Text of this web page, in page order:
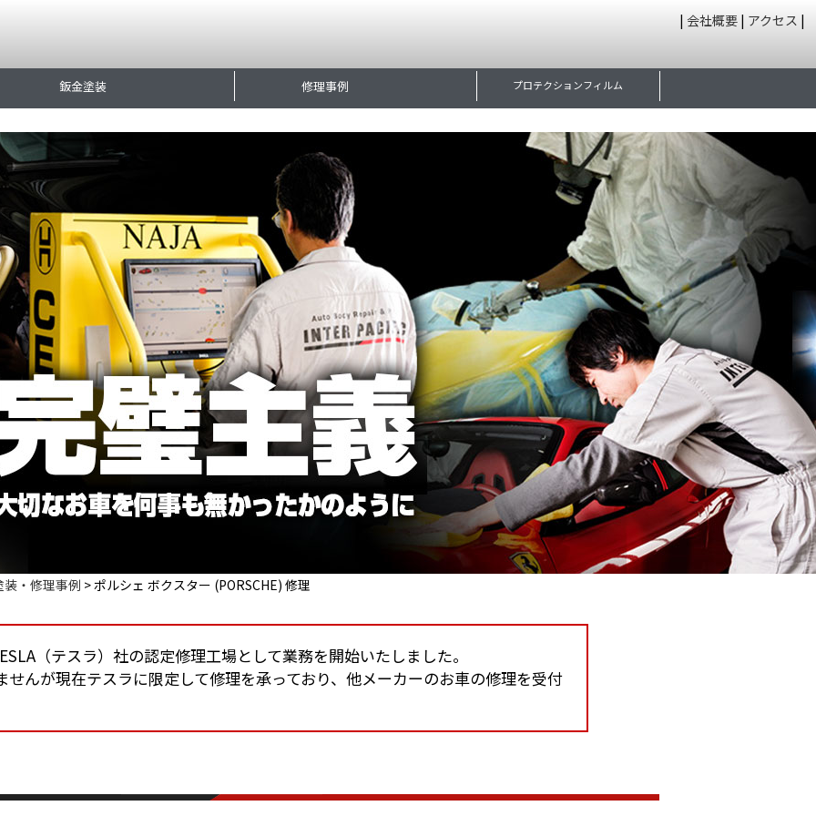
| 会社概要 | アクセス |
鈑金塗装 修理事例 プロテクションフィルム
・修理事例 >ポルシェ ボクスター (PORSCHE) 修理
（テスラ）社の認定修理工場として業務を開始いたしました。
せんが現在テスラに限定して修理を承っており、他メーカーのお車の修理を受付